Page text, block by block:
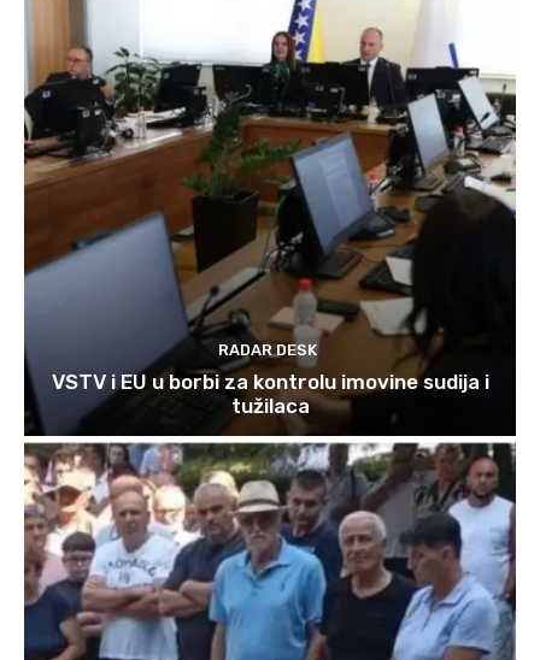
RADAR DESK
VSTV i EU u borbi za kontrolu imovine sudija i
tužilaca